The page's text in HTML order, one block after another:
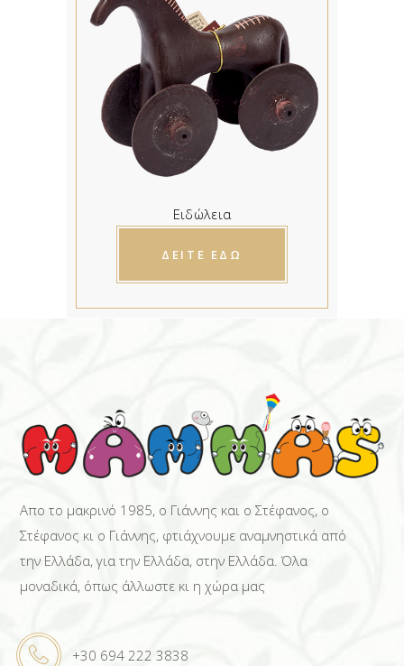
Ειδώλεια
ΔΕΙΤΕ ΕΔΩ
Απο το μακρινό 1985, ο Γιάννης και ο Στέφανος, ο
Στέφανος κι ο Γιάννης, φτιάχνουμε αναμνηστικά από
την Ελλάδα, για την Ελλάδα, στην Ελλάδα. Όλα
μοναδικά, όπως άλλωστε κι η χώρα μας
+30 694 222 3838